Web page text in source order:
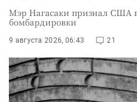
Мэр Нагасаки признал США
бомбардировки
9 августа 2026, 06:43 21